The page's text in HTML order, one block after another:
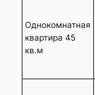
Однокомнатная
квартира 45
кв.м